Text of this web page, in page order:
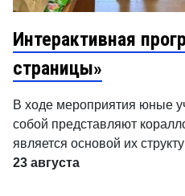
Интерактивная
страницы»
В ходе мероприятия юные
собой представляют
является основой их
23 августа